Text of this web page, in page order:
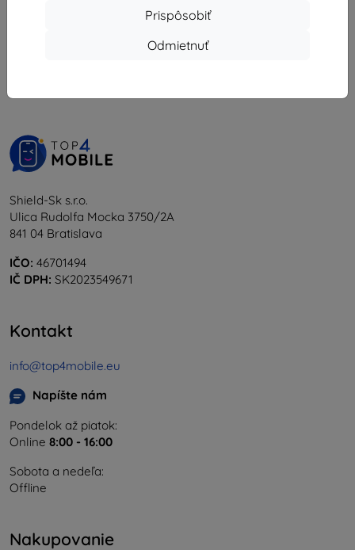
Prispôsobiť
Odmietnuť
Shield-Sk s.r.o.
Ulica Rudolfa Mocka 3750/2A
841 04 Bratislava
IČO: 46701494
IČ DPH: SK2023549671
Kontakt
info@top4mobile.eu
Napíšte nám
Pondelok až piatok:
Online 8:00 - 16:00
Sobota a nedeľa:
Offline
Nakupovanie